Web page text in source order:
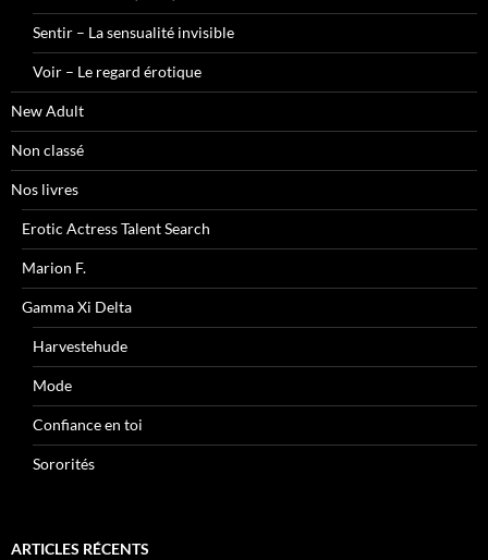
Sentir – La sensualité invisible
Voir – Le regard érotique
New Adult
Non classé
Nos livres
Erotic Actress Talent Search
Marion F.
Gamma Xi Delta
Harvestehude
Mode
Confiance en toi
Sororités
ARTICLES RÉCENTS